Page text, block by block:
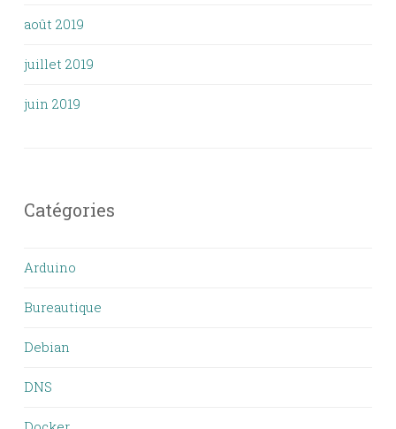
août 2019
juillet 2019
juin 2019
Catégories
Arduino
Bureautique
Debian
DNS